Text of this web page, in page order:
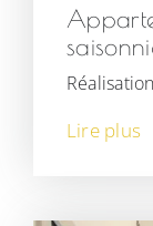
Lire plus